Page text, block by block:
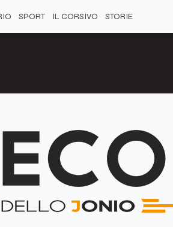
SPORT IL CORSIVO STORIE